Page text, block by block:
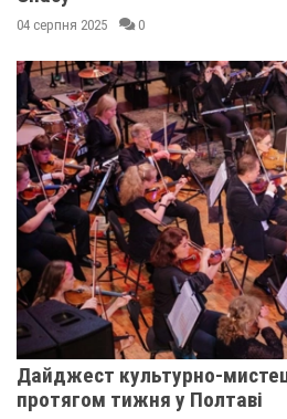
04 серпня 2025 0
Дайджест культурно-
протягом тижня у Полтаві